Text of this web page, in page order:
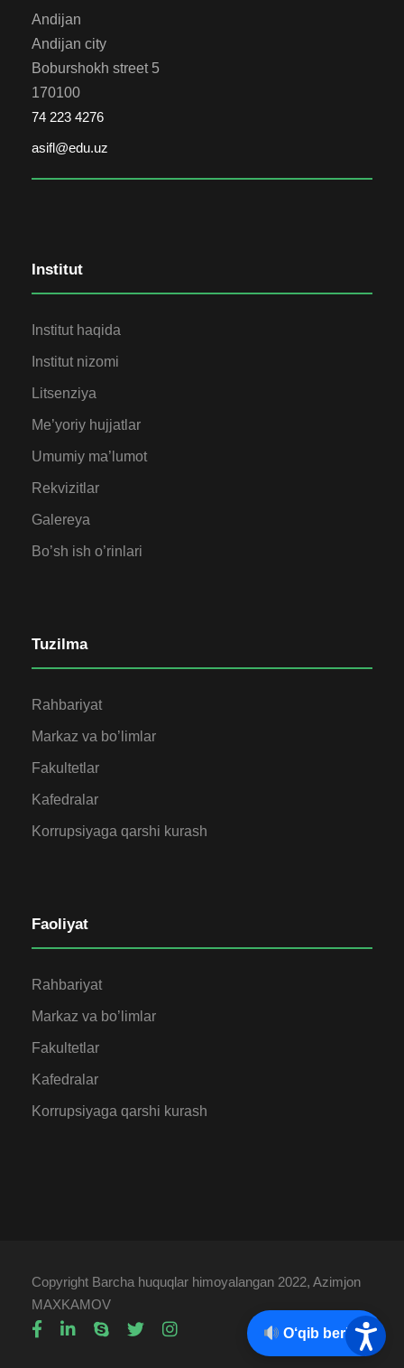
Andijan
Andijan city
Boburshokh street 5
170100
74 223 4276
asifl@edu.uz
Institut
Institut haqida
Institut nizomi
Litsenziya
Me’yoriy hujjatlar
Umumiy ma’lumot
Rekvizitlar
Galereya
Bo’sh ish o’rinlari
Tuzilma
Rahbariyat
Markaz va bo’limlar
Fakultetlar
Kafedralar
Korrupsiyaga qarshi kurash
Faoliyat
Rahbariyat
Markaz va bo’limlar
Fakultetlar
Kafedralar
Korrupsiyaga qarshi kurash
Copyright Barcha huquqlar himoyalangan 2022, Azimjon
MAXKAMOV
O‘qib berish